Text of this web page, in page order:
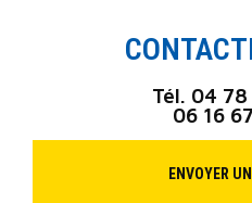
Tél. 04 78
06 16
ENVOYER